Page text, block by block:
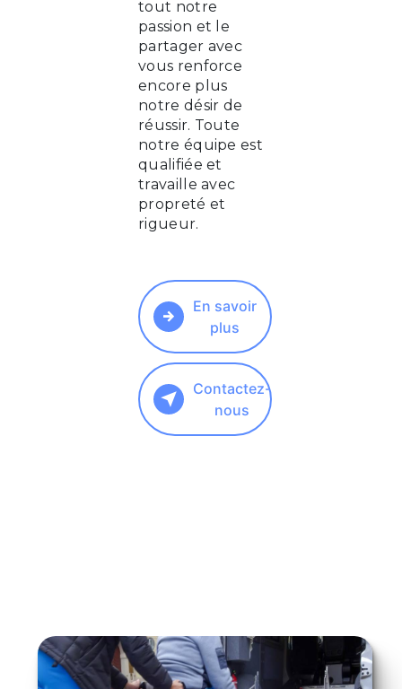
tout notre
passion et le
partager avec
vous renforce
encore plus
notre désir de
réussir. Toute
notre équipe est
qualifiée et
travaille avec
propreté et
rigueur.
En savoir
plus
Contactez-
nous